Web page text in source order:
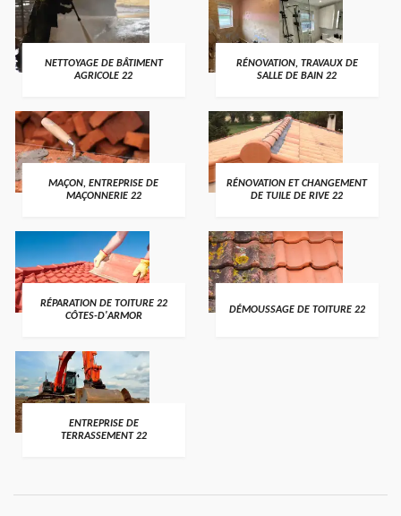
NETTOYAGE DE BÂTIMENT
AGRICOLE 22
RÉNOVATION, TRAVAUX DE
SALLE DE BAIN 22
MAÇON, ENTREPRISE DE
MAÇONNERIE 22
RÉNOVATION ET CHANGEMENT
DE TUILE DE RIVE 22
RÉPARATION DE TOITURE 22
CÔTES-D'ARMOR
DÉMOUSSAGE DE TOITURE 22
ENTREPRISE DE
TERRASSEMENT 22